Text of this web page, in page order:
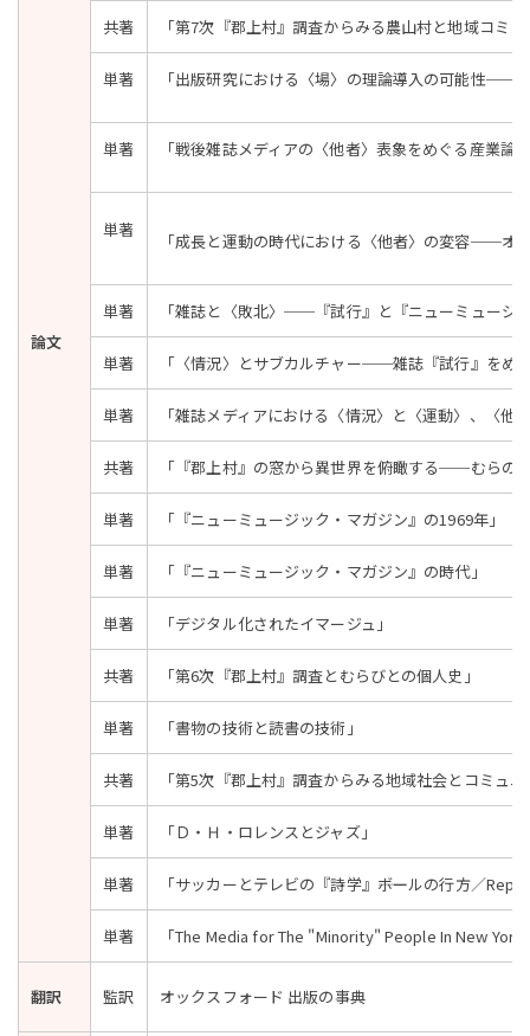
論文
共著 「第7次『郡上村』調査からみる農山村と地域コミ
単著 「出版研究における〈場〉の理論導入の可能性──
単著 「戦後雑誌メディアの〈他者〉表象をめぐる産業論
単著
「成長と運動の時代における〈他者〉の変容──オ
単著 「雑誌と〈敗北〉──『試行』と『ニューミュージ
単著 「〈情況〉とサブカルチャー──雑誌『試行』をめ
単著 「雑誌メディアにおける〈情況〉と〈運動〉、〈
共著 「『郡上村』の窓から異世界を俯瞰する──むらの
単著 「『ニューミュージック・マガジン』の1969年」
単著 「『ニューミュージック・マガジン』の時代」
単著 「デジタル化されたイマージュ」
共著 「第6次『郡上村』調査とむらびとの個人史」
単著 「書物の技術と読書の技術」
共著 「第5次『郡上村』調査からみる地域社会とコミュ
単著 「Ｄ・Ｈ・ロレンスとジャズ」
単著 「サッカーとテレビの『詩学』――ボールの行方／
単著 「The Media for The "Minority" People In New
翻訳 監訳 オックスフォード 出版の事典